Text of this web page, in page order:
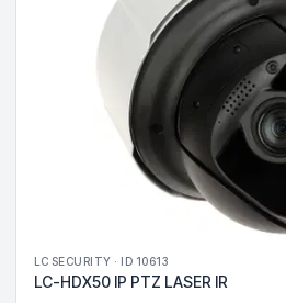
LC SECURITY · ID 10613
LC-HDX50 IP PTZ LASER IR